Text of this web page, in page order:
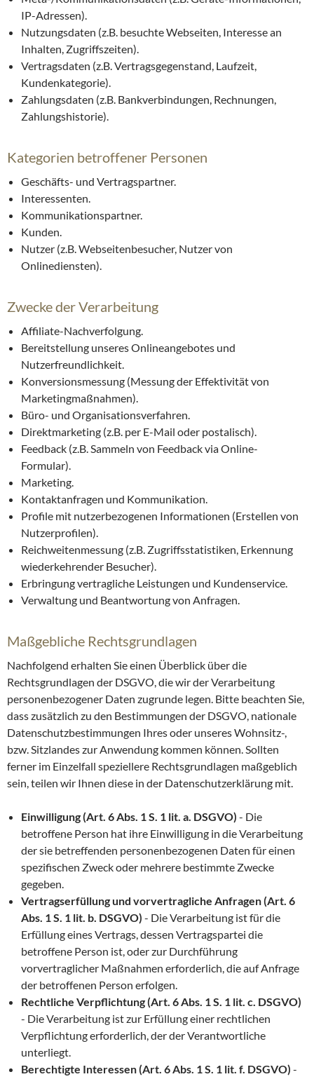
IP-Adressen).
Nutzungsdaten (z.B. besuchte Webseiten, Interesse an
Inhalten, Zugriffszeiten).
Vertragsdaten (z.B. Vertragsgegenstand, Laufzeit,
Kundenkategorie).
Zahlungsdaten (z.B. Bankverbindungen, Rechnungen,
Zahlungshistorie).
Kategorien betroffener Personen
Geschäfts- und Vertragspartner.
Interessenten.
Kommunikationspartner.
Kunden.
Nutzer (z.B. Webseitenbesucher, Nutzer von
Onlinediensten).
Zwecke der Verarbeitung
Affiliate-Nachverfolgung.
Bereitstellung unseres Onlineangebotes und
Nutzerfreundlichkeit.
Konversionsmessung (Messung der Effektivität von
Marketingmaßnahmen).
Büro- und Organisationsverfahren.
Direktmarketing (z.B. per E-Mail oder postalisch).
Feedback (z.B. Sammeln von Feedback via Online-
Formular).
Marketing.
Kontaktanfragen und Kommunikation.
Profile mit nutzerbezogenen Informationen (Erstellen von
Nutzerprofilen).
Reichweitenmessung (z.B. Zugriffsstatistiken, Erkennung
wiederkehrender Besucher).
Erbringung vertragliche Leistungen und Kundenservice.
Verwaltung und Beantwortung von Anfragen.
Maßgebliche Rechtsgrundlagen
Nachfolgend erhalten Sie einen Überblick über die
Rechtsgrundlagen der DSGVO, die wir der Verarbeitung
personenbezogener Daten zugrunde legen. Bitte beachten Sie,
dass zusätzlich zu den Bestimmungen der DSGVO, nationale
Datenschutzbestimmungen Ihres oder unseres Wohnsitz-,
bzw. Sitzlandes zur Anwendung kommen können. Sollten
ferner im Einzelfall speziellere Rechtsgrundlagen maßgeblich
sein, teilen wir Ihnen diese in der Datenschutzerklärung mit.
Einwilligung (Art. 6 Abs. 1 S. 1 lit. a. DSGVO) - Die
betroffene Person hat ihre Einwilligung in die Verarbeitung
der sie betreffenden personenbezogenen Daten für einen
spezifischen Zweck oder mehrere bestimmte Zwecke
gegeben.
Vertragserfüllung und vorvertragliche Anfragen (Art. 6
Abs. 1 S. 1 lit. b. DSGVO) - Die Verarbeitung ist für die
Erfüllung eines Vertrags, dessen Vertragspartei die
betroffene Person ist, oder zur Durchführung
vorvertraglicher Maßnahmen erforderlich, die auf Anfrage
der betroffenen Person erfolgen.
Rechtliche Verpflichtung (Art. 6 Abs. 1 S. 1 lit. c. DSGVO)
- Die Verarbeitung ist zur Erfüllung einer rechtlichen
Verpflichtung erforderlich, der der Verantwortliche
unterliegt.
Berechtigte Interessen (Art. 6 Abs. 1 S. 1 lit. f. DSGVO) -